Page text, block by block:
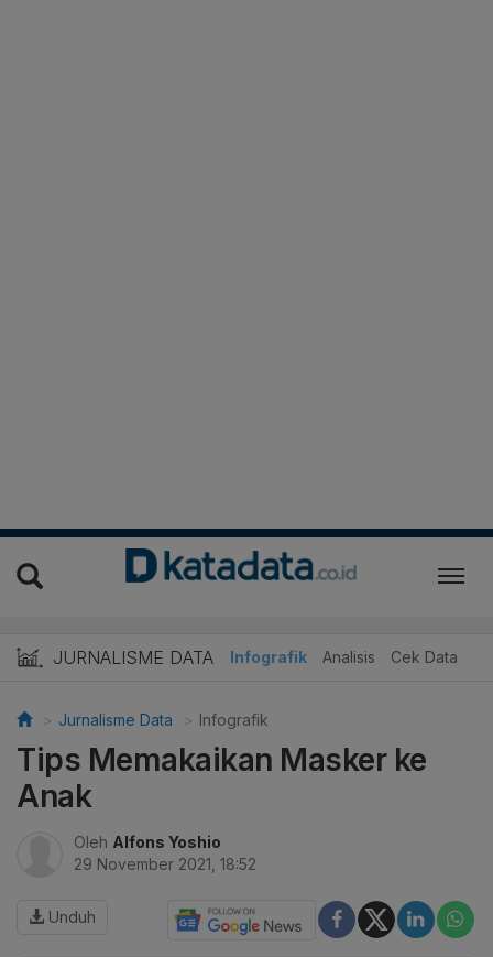
JURNALISME DATA Infografik Analisis Cek Data
Jurnalisme Data Infografik
Tips Memakaikan Masker ke
Anak
Oleh Alfons Yoshio
29 November 2021, 18:52
Unduh